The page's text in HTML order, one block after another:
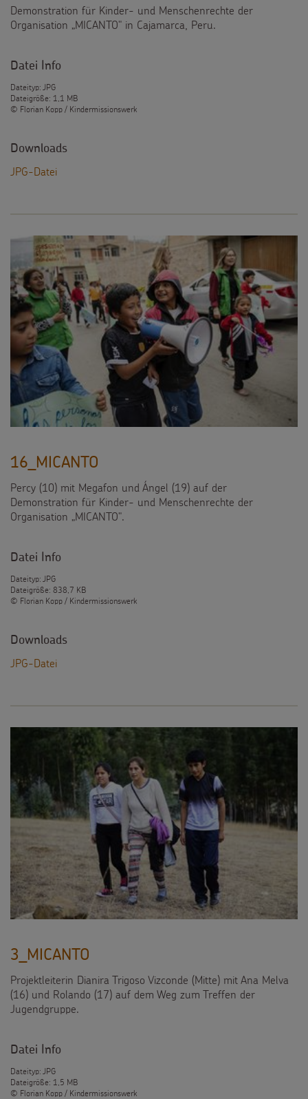
Testamentsspende
Demonstration für Kinder- und Menschenrechte der
Organisation „MICANTO" in Cajamarca, Peru.
Datei Info
Dateityp: JPG
Dateigröße: 1,1 MB
© Florian Kopp / Kindermissionswerk
Downloads
JPG-Datei
16_MICANTO
Percy (10) mit Megafon und Ángel (19) auf der
Demonstration für Kinder- und Menschenrechte der
Organisation „MICANTO".
Datei Info
Dateityp: JPG
Dateigröße: 838,7 KB
© Florian Kopp / Kindermissionswerk
Downloads
JPG-Datei
3_MICANTO
Projektleiterin Dianira Trigoso Vizconde (Mitte) mit Ana Melva
(16) und Rolando (17) auf dem Weg zum Treffen der
Jugendgruppe.
Datei Info
Dateityp: JPG
Dateigröße: 1,5 MB
© Florian Kopp / Kindermissionswerk